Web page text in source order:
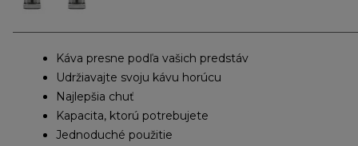
Káva presne podľa vašich predstáv
Udržiavajte svoju kávu horúcu
Najlepšia chuť
Kapacita, ktorú potrebujete
Jednoduché použitie